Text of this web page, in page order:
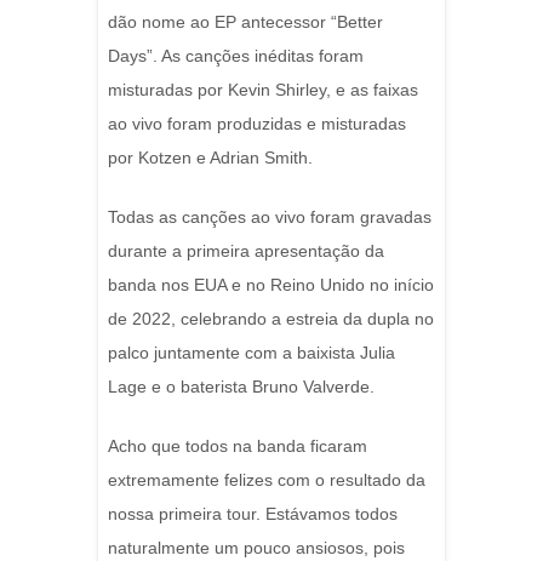
dão nome ao EP antecessor “Better
Days”. As canções inéditas foram
misturadas por Kevin Shirley, e as faixas
ao vivo foram produzidas e misturadas
por Kotzen e Adrian Smith.
Todas as canções ao vivo foram gravadas
durante a primeira apresentação da
banda nos EUA e no Reino Unido no início
de 2022, celebrando a estreia da dupla no
palco juntamente com a baixista Julia
Lage e o baterista Bruno Valverde.
Acho que todos na banda ficaram
extremamente felizes com o resultado da
nossa primeira tour. Estávamos todos
naturalmente um pouco ansiosos, pois